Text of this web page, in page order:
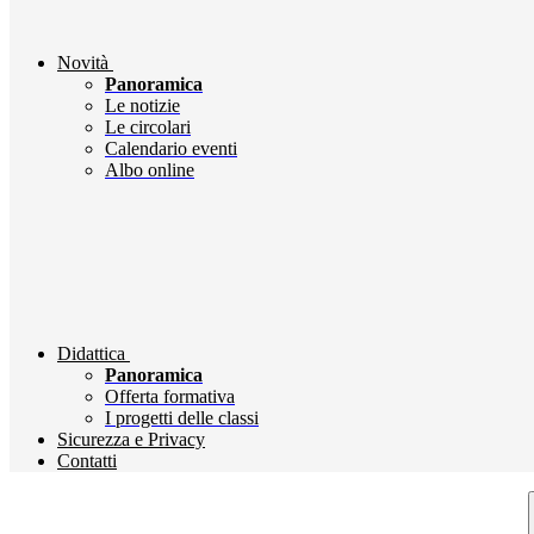
Novità
Panoramica
Le notizie
Le circolari
Calendario eventi
Albo online
Didattica
Panoramica
Offerta formativa
I progetti delle classi
Sicurezza e Privacy
Contatti